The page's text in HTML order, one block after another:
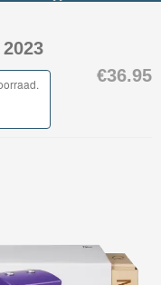
€36.95